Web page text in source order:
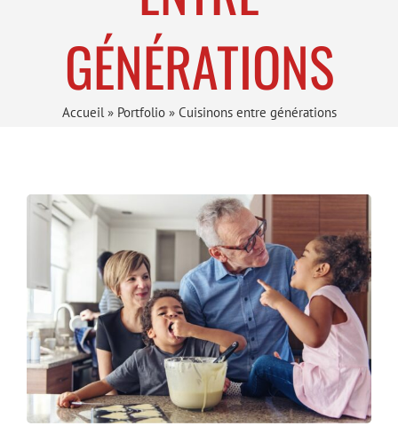
GÉNÉRATIONS
Accueil » Portfolio» Cuisinons entre générations